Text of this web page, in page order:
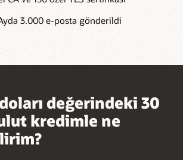
3.000 e-posta gönderildi
değerindeki 30
kredimle ne